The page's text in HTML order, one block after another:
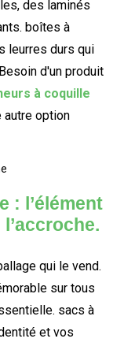
des laminés
boîtes à
leurres durs qui
d'un produit
à coquille
autre option
: l’élément
qui le vend.
sur tous
sacs à
et vos